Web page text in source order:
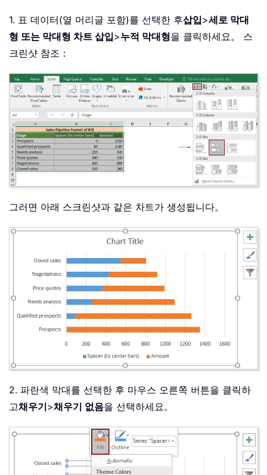
1. 표 데이터(열 머리글 포함)를 선택한 후삽입>세로 막대
형 또는 막대형 차트 삽입>누적 막대형을 클릭하세요。 스
크린샷 참조：
그러면 아래 스크린샷과 같은 차트가 생성됩니다。
2. 파란색 막대를 선택한 후 마우스 오른쪽 버튼을 클릭하
고채우기>채우기 없음을 선택하세요。